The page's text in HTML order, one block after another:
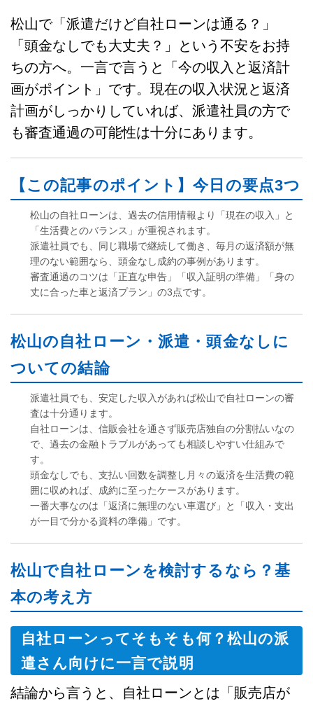
松山で「派遣だけど自社ローンは通る？」
「頭金なしでも大丈夫？」という不安をお持
ちの方へ。一言で言うと「今の収入と返済計
画がポイント」です。現在の収入状況と返済
計画がしっかりしていれば、派遣社員の方で
も審査通過の可能性は十分にあります。
【この記事のポイント】今日の要点3つ
松山の自社ローンは、過去の信用情報より「現在の収入」と
「生活費とのバランス」が重視されます。
派遣社員でも、同じ職場で継続して働き、毎月の返済額が無
理のない範囲なら、頭金なし成約の事例があります。
審査通過のコツは「正直な申告」「収入証明の準備」「身の
丈に合った車と返済プラン」の3点です。
松山の自社ローン・派遣・頭金なしに
ついての結論
派遣社員でも、安定した収入があれば松山で自社ローンの審
査は十分通ります。
自社ローンは、信販会社を通さず販売店独自の分割払いなの
で、過去の金融トラブルがあっても相談しやすい仕組みで
す。
頭金なしでも、支払い回数を調整し月々の返済を生活費の範
囲に収めれば、成約に至ったケースがあります。
一番大事なのは「返済に無理のない車選び」と「収入・支出
が一目で分かる資料の準備」です。
松山で自社ローンを検討するなら？基
本の考え方
自社ローンってそもそも何？松山の派
遣さん向けに一言で説明
結論から言うと、自社ローンとは「販売店が